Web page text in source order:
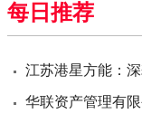
每日推荐
江苏港星方能：
华联资产管理有